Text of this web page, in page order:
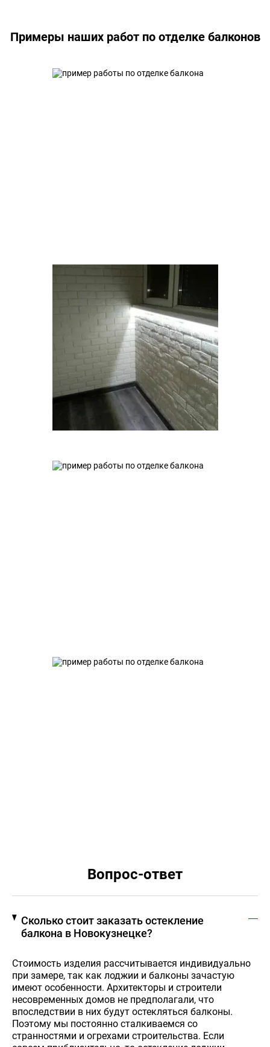
Примеры наших работ по отделке балконов
Вопрос-ответ
Сколько стоит заказать остекление
балкона в Новокузнецке?
Стоимость изделия рассчитывается индивидуально
при замере, так как лоджии и балконы зачастую
имеют особенности. Архитекторы и строители
несовременных домов не предполагали, что
впоследствии в них будут остекляться балконы.
Поэтому мы постоянно сталкиваемся со
странностями и огрехами строительства. Если